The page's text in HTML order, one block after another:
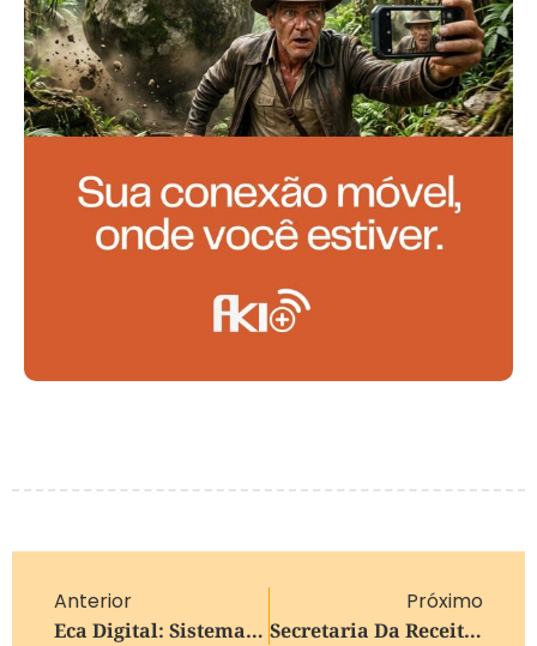
Anterior
Eca Digital: Sistemas Operacionais Bloqueiam Acesso Do Brasil Após Nova Lei
Próximo
Secretaria Da Receita De Caxias Do Sul Passa A Contar Com Call Center Próprio Para Atendimento Tributário